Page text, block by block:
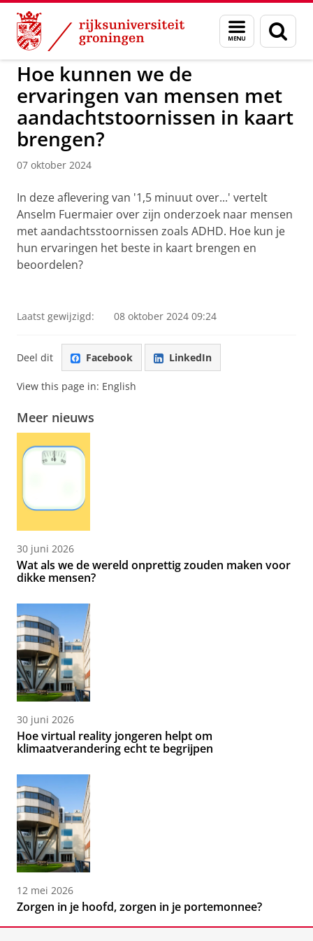
Skip
Content
Skip
Navigation
Menu
en
zoeken
GMW
Hoe kunnen we de
ervaringen van mensen met
aandachtstoornissen in kaart
brengen?
07 oktober 2024
In deze aflevering van '1,5 minuut over...' vertelt
Anselm Fuermaier over zijn onderzoek naar mensen
met aandachtsstoornissen zoals ADHD. Hoe kun je
hun ervaringen het beste in kaart brengen en
beoordelen?
Laatst gewijzigd: 08 oktober 2024 09:24
Deel dit Facebook LinkedIn
View this page in: English
Meer nieuws
30 juni 2026
Wat als we de wereld onprettig zouden maken voor
dikke mensen?
30 juni 2026
Hoe virtual reality jongeren helpt om
klimaatverandering echt te begrijpen
12 mei 2026
Zorgen in je hoofd, zorgen in je portemonnee?